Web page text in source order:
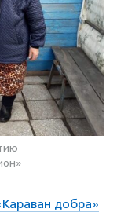
добра»